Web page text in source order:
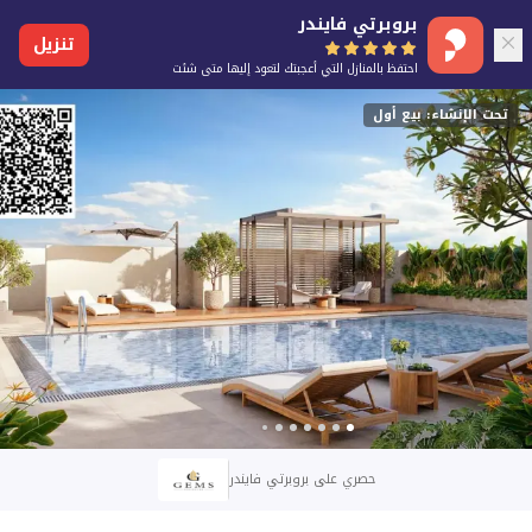
بروبرتي فايندر
احتفظ بالمنازل التي أعجبتك لتعود إليها متى شئت
تنزيل
تحت الإنشاء: بيع أول
حصري على بروبرتي فايندر